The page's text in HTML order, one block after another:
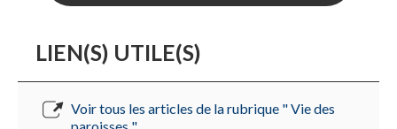
LIEN(S) UTILE(S)
Voir tous les articles de la rubrique " Vie des